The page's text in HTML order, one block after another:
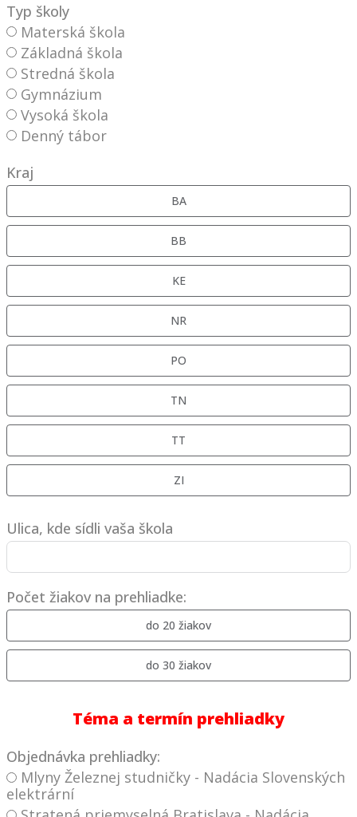
Typ školy
Materská škola
Základná škola
Stredná škola
Gymnázium
Vysoká škola
Denný tábor
Kraj
BA
BB
KE
NR
PO
TN
TT
ZI
Ulica, kde sídli vaša škola
Počet žiakov na prehliadke:
do 20 žiakov
do 30 žiakov
Téma a termín prehliadky
Objednávka prehliadky:
Mlyny Železnej studničky - Nadácia Slovenských
elektrární